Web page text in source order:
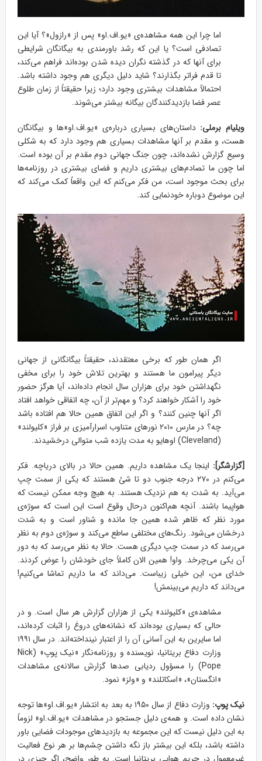
اما چرا این همه مشاهده‌ی «یو.اف.او» پس از «رازول»؟ آیا این
تصادفی است؟ یا این که رشد باورمندی به بیگانگان شرایطی
برای آنها که در گذشته نگران دیده شدن بوده‌اند فراهم می‌کند،
تا قدم فراتر بگذارند؟ شاید دلیل دیگری هم وجود داشته باشد.
احتمالاً مشاهدات بیشتری وجود دارد؛ زیرا حقیقتاً از زمان طلوع
عصر فضا بازدیدکنندگان بیگانه بیشتر می‌شوند.
ویلیام برملی: داستان‌های بسیاری درباره‌ی «یو.اف.او»ها و بیگانگان
هست، و مقدم بر آنها مشاهدات بسیاری هم وجود دارد که به شکلی
وسیع گزارش نشده‌اند، چون جنگ جهانی دوم مقدم بر آن بوده است.
اما چون ما تصادم‌های بیشتری داریم و فضای بیشتری در روزنامه‌ها
برای بحث موجود است، من فکر می‌کنم که این واقعاً کمک می‌کند که
این موضوع دوباره خودنمایی کند.
اگر همان طور که برخی معتقدند، حقیقتاً بیگانگانی از جهانی
دیگر پیرامون ما هستند و بهترین تلاش خود را برای مخفی
نگهداشتن خود برای هزاران سال انجام داده‌اند، آیا هرگز حضور
خود را آشکار خواهند کرد؟ و مهم‌تر از آن، چه اتفاقی خواهد افتاد
اگر آنها چنین کنند؟ و اگر این اتفاق همین حالا هم افتاده باشد
چه؟ در مارس ۲۰۱۰ نورهای متناوب اسرارآمیزی بر فراز «کلیولند»
(Cleveland) اوهایو به مدت یازده شب متوالی درخشیدند.
[گزارشگر]: اینجا یک مشاهده داریم. همین حالا در بالای دریاچه. فکر
می‌کنم در ۲۷۰ درجه جنوب دو تا شئ هستند که یکی از سمت چپ
می‌آید. به شدت به هم نزدیک هستند. به هیچ وجه ممکن نیست که
هواپیما باشند. آنچه هم‌اکنون درحال وقوع است این است که سوژه‌ی
مورد نظر که ظاهر شده همین جا مانده و شناور است و به شدت
درخشان می‌شود. رنگ‌های مختلفی ساطع می‌کند و سوژه‌ی دوم به نظر
می‌رسد که در سمت چپ دیگری هست. حالا به نظر می‌رسد که به دور
آن یکی می‌چرخد. واو! همین الان کاملاً جای خودشان را عوض کردند.
خدای من، این خیلی زیباست. می‌داند که ما داریم تماشا می‌کنیم!
می‌داند که داریم می‌بینمش!
مشاهده‌ی «کلیولند» یکی از هزاران گزارش هر سال است. و در
حالی که بسیاری بوده‌اند که نشانه‌های دروغ را اثبات کرده‌اند،
اما سایرین به این آسانی آن را از اعتبار نینداخته‌اند. در سال ۱۹۹۱
وزارت دفاع بریتانیا، نویسنده و روزنامه‌نگار «نیک پوپ» (Nick
Pope) را مسؤول ردیابی صدها گزارش سالانه‌ی مشاهدات
«انگستان»، «اسکاتلند» و «ولز» نمود.
نیک پوپ:
وزارت دفاع از سال ۱۹۵۰ به بعد به انتشار «یو.اف.او»ها توجه
نشان داده است. و همه‌ی دلیل جستجو در مشاهدات «یو.اف.او» لزوماً
به این دلیل نیست که این مجموعه به بازدیدهای موجودات فضایی باور
داشته باشد، بلکه این بیشتر باز نگه داشتن چشم‌ها بر هر نوع فعالیت